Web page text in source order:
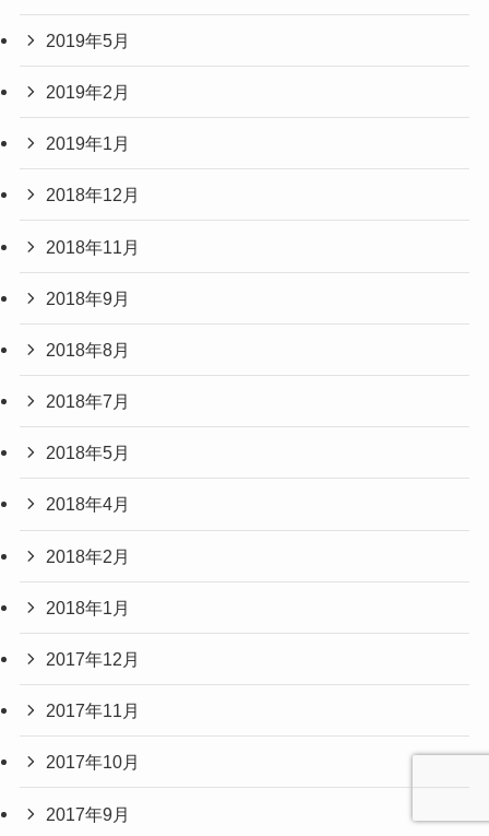
2019年5月
2019年2月
2019年1月
2018年12月
2018年11月
2018年9月
2018年8月
2018年7月
2018年5月
2018年4月
2018年2月
2018年1月
2017年12月
2017年11月
2017年10月
2017年9月